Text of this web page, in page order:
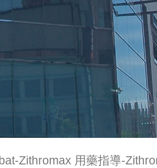
Zithromax 用藥指導-